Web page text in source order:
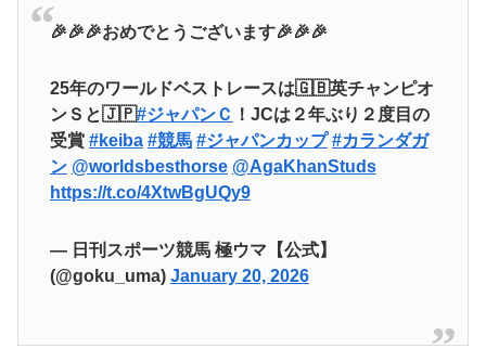
🎉🎉🎉おめでとうございます🎉🎉🎉
25年のワールドベストレースは🇬🇧英チャンピオ
ンＳと🇯🇵#ジャパンＣ ！JCは２年ぶり２度目の
受賞 #keiba #競馬 #ジャパンカップ #カランダガ
ン @worldsbesthorse @AgaKhanStuds
https://t.co/4XtwBgUQy9
— 日刊スポーツ競馬 極ウマ【公式】
(@goku_uma) January 20, 2026